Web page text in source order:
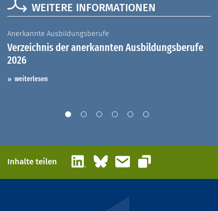
WEITERE INFORMATIONEN
Anerkannte Ausbildungsberufe
Verzeichnis der anerkannten Ausbildungsberufe
2026
weiterlesen
Inhalte teilen LinkedInBlueskyE-Mail
Link kopieren